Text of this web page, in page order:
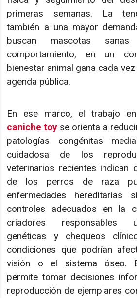
primeras semanas. La
también a una mayor
buscan mascotas
comportamiento, en un
bienestar animal gana cada
agenda pública.
En ese marco, el trabajo
caniche toy se orienta a
patologías congénitas
cuidadosa de los
veterinarios recientes indican
de los perros de raza
enfermedades
controles adecuados en la
criadores responsables
genéticas y chequeos
condiciones que podrían
visión o el sistema óseo.
permite tomar decisiones
reproducción de ejemplares